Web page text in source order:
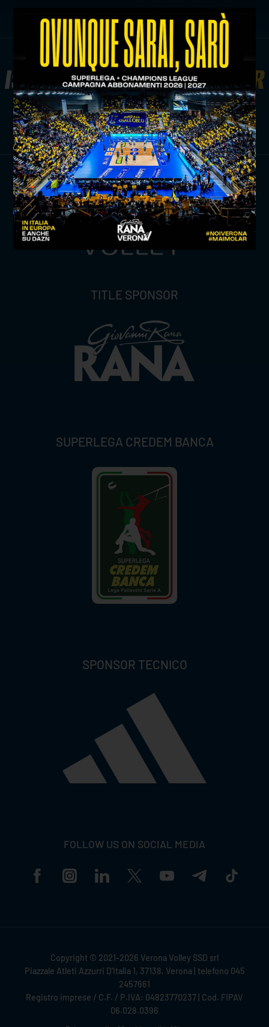
ISCRIVITI ALLANEWSLETTER
ISCRIVITI ORA
TITLE SPONSOR
SUPERLEGA CREDEM BANCA
SPONSOR TECNICO
FOLLOW US ON SOCIAL MEDIA
Copyright © 2021-2026 Verona Volley SSD srl
Piazzale Atleti Azzurri D'Italia 1, 37138, Verona | telefono 045
2457661
Registro imprese / C.F. / P.IVA: 04823770237 | Cod. FIPAV
06.028.0396